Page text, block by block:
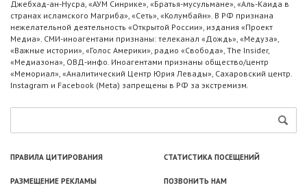
Джебхад-ан-Нусра, «АУМ Синрике», «Братья-мусульмане», «Аль-Каида в
странах исламского Магриба», «Сеть», «Колумбайн». В РФ признана
нежелательной деятельность «Открытой России», издания «Проект
Медиа». СМИ-иноагентами признаны: телеканал «Дождь», «Медуза»,
«Важные истории», «Голос Америки», радио «Свобода», The Insider,
«Медиазона», ОВД-инфо. Иноагентами признаны общество/центр
«Мемориал», «Аналитический Центр Юрия Левады», Сахаровский центр.
Instagram и Facebook (Metа) запрещены в РФ за экстремизм.
ПРАВИЛА ЦИТИРОВАНИЯ СТАТИСТИКА ПОСЕЩЕНИЙ
РАЗМЕЩЕНИЕ РЕКЛАМЫ ПОЗВОНИТЬ НАМ